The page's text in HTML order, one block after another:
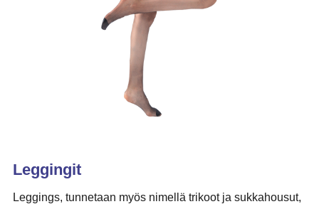
Leggingit
Leggings, tunnetaan myös nimellä trikoot ja sukkahousut,